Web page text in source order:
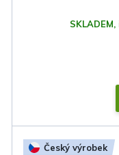
Český výrobek